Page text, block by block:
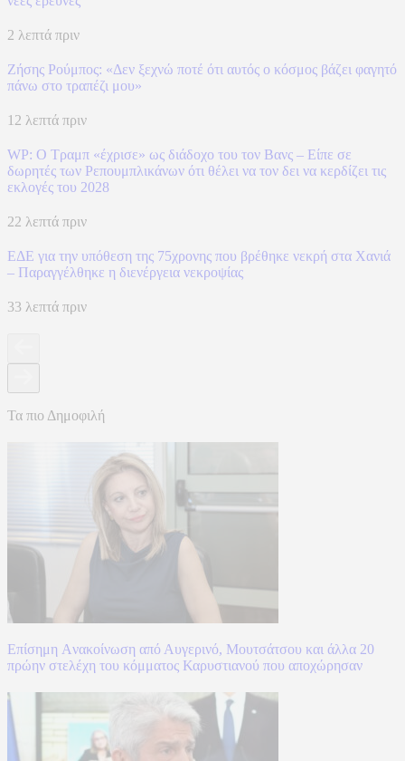
2 λεπτά πριν
Ζήσης Ρούμπος: «Δεν ξεχνώ ποτέ ότι αυτός ο κόσμος βάζει φαγητό
πάνω στο τραπέζι μου»
12 λεπτά πριν
WP: Ο Τραμπ «έχρισε» ως διάδοχο του τον Βανς – Είπε σε
δωρητές των Ρεπουμπλικάνων ότι θέλει να τον δει να κερδίζει τις
εκλογές του 2028
22 λεπτά πριν
ΕΔΕ για την υπόθεση της 75χρονης που βρέθηκε νεκρή στα Χανιά
– Παραγγέλθηκε η διενέργεια νεκροψίας
33 λεπτά πριν
Τα πιο Δημοφιλή
Επίσημη Aνακοίνωση από Αυγερινό, Μουτσάτσου και άλλα 20
πρώην στελέχη του κόμματος Καρυστιανού που αποχώρησαν